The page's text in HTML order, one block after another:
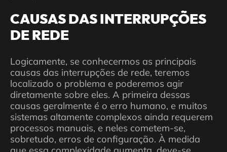
CAUSAS DAS INTERRUPÇÕES
DE REDE
Logicamente, se conhecermos as principais
causas das interrupções de rede, teremos
localizado o problema e poderemos agir
diretamente sobre eles. A primeira dessas
causas geralmente é o erro humano, e muitos
sistemas altamente complexos ainda requerem
processos manuais, e neles cometem-se,
sobretudo, erros de configuração. À medida